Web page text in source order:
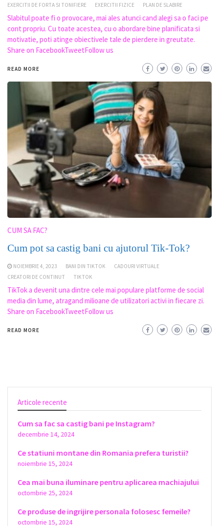
EXERCITII DE FORTA SI TONIFIERE
EXERCITII FIZICE PLAN DE SLABIRE
Slabitul poate fi o provocare, mai ales atunci cand alegi sa o faci pe
cont propriu. Cu toate acestea, cu o abordare bine planificata si
motivatie, poti atinge obiectivele tale de pierdere in greutate.
Share on FacebookTweetFollow us
READ MORE
CUM SA FAC?
Cum pot sa castig bani cu ajutorul Tik-Tok?
NOIEMBRIE 4, 2023 BANI DIN TIKTOK
CADOURI VIRTUALE
CREATORI DE CONTINUT
TIKTOK
TikTok a devenit una dintre cele mai populare platforme de social
media din lume, atragand milioane de utilizatori activi in fiecare zi.
Share on FacebookTweetFollow us
READ MORE
Articole recente
Cum sa fac sa castig bani pe Instagram?
decembrie 14, 2024
Ce statiuni montane din Romania prefera turistii?
noiembrie 15, 2024
Cea mai buna iluminare pentru aplicarea machiajului
octombrie 25, 2024
Ce produse de ingrijire personala folosesc femeile?
octombrie 15, 2024